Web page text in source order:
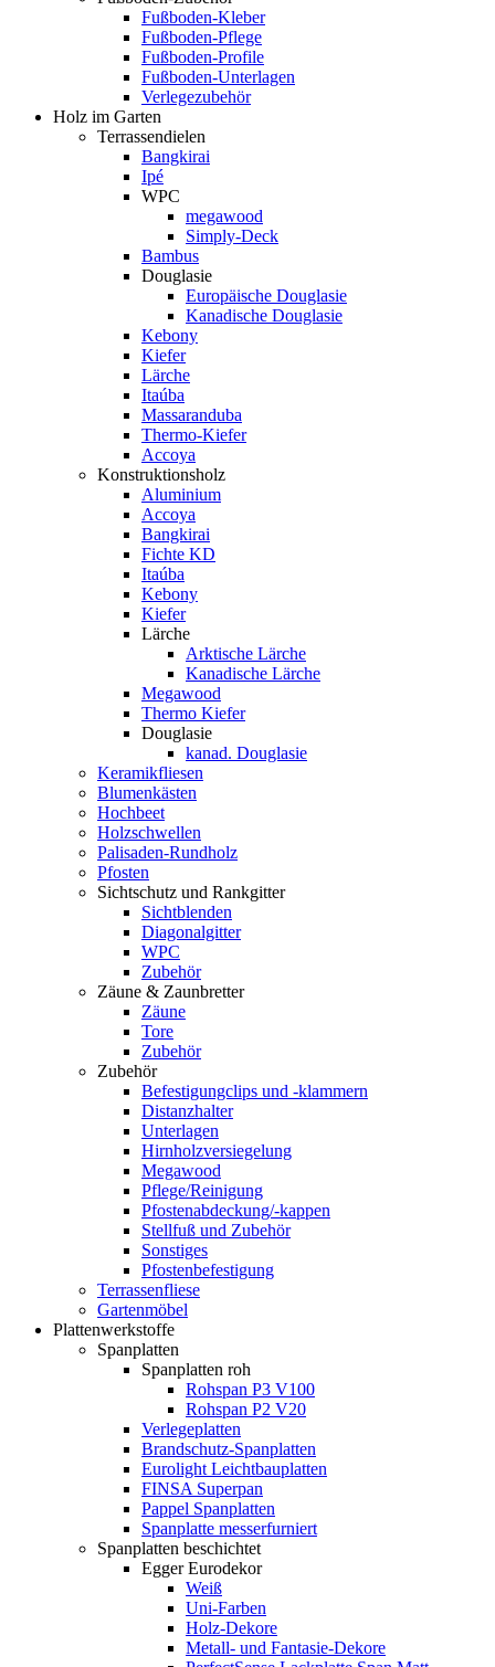
Fußboden-Kleber
Fußboden-Pflege
Fußboden-Profile
Fußboden-Unterlagen
Verlegezubehör
Holz im Garten
Terrassendielen
Bangkirai
Ipé
WPC
megawood
Simply-Deck
Bambus
Douglasie
Europäische Douglasie
Kanadische Douglasie
Kebony
Kiefer
Lärche
Itaúba
Massaranduba
Thermo-Kiefer
Accoya
Konstruktionsholz
Aluminium
Accoya
Bangkirai
Fichte KD
Itaúba
Kebony
Kiefer
Lärche
Arktische Lärche
Kanadische Lärche
Megawood
Thermo Kiefer
Douglasie
kanad. Douglasie
Keramikfliesen
Blumenkästen
Hochbeet
Holzschwellen
Palisaden-Rundholz
Pfosten
Sichtschutz und Rankgitter
Sichtblenden
Diagonalgitter
WPC
Zubehör
Zäune & Zaunbretter
Zäune
Tore
Zubehör
Zubehör
Befestigungclips und -klammern
Distanzhalter
Unterlagen
Hirnholzversiegelung
Megawood
Pflege/Reinigung
Pfostenabdeckung/-kappen
Stellfuß und Zubehör
Sonstiges
Pfostenbefestigung
Terrassenfliese
Gartenmöbel
Plattenwerkstoffe
Spanplatten
Spanplatten roh
Rohspan P3 V100
Rohspan P2 V20
Verlegeplatten
Brandschutz-Spanplatten
Eurolight Leichtbauplatten
FINSA Superpan
Pappel Spanplatten
Spanplatte messerfurniert
Spanplatten beschichtet
Egger Eurodekor
Weiß
Uni-Farben
Holz-Dekore
Metall- und Fantasie-Dekore